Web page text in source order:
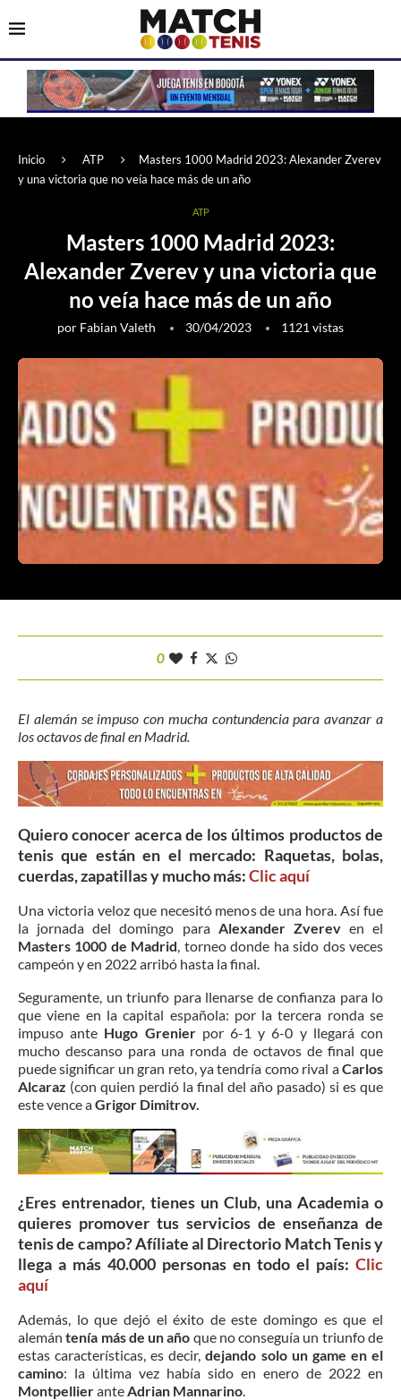
Inicio ATP
Masters 1000 Madrid 2023: Alexander Zverev
y una victoria que no veía hace más de un año
ATP
Masters 1000 Madrid 2023:
Alexander Zverev y una victoria que
no veía hace más de un año
por Fabian Valeth 30/04/2023 1121 vistas
0
El alemán se impuso con mucha contundencia para avanzar a
los octavos de final en Madrid.
Quiero conocer acerca de los últimos productos de
tenis que están en el mercado: Raquetas, bolas,
cuerdas, zapatillas y mucho más:Clicaquí
Una victoria veloz que necesitó menos de una hora. Así fue
la jornada del domingo paraAlexander Zvereven el
Masters 1000 de Madrid , torneo donde ha sido dos veces
campeón y en 2022 arribó hasta la final.
Seguramente, un triunfo para llenarse de confianza para lo
que viene en la capital española: por la tercera ronda se
impuso ante Hugo Grenierpor 6-1 y 6-0 y llegará con
mucho descanso para una ronda de octavos de final que
puede significar un gran reto, ya tendría como rival aCarlos
Alcaraz (con quien perdió la final del año pasado) si es que
este vence aGrigor Dimitrov.
¿Eres entrenador, tienes un Club, una Academia o
quieres promover tus servicios de enseñanza de
tenis de campo? Afíliate al Directorio Match Tenis y
llega a más 40.000 personas en todo el país: Clic
aquí
Además, lo que dejó el éxito de este domingo es que el
alemántenía más de un año que no conseguía un triunfo de
estas características, es decir,dejando solo un game en el
camino: la última vez había sido en enero de 2022 en
Montpellierante Adrian Mannarino